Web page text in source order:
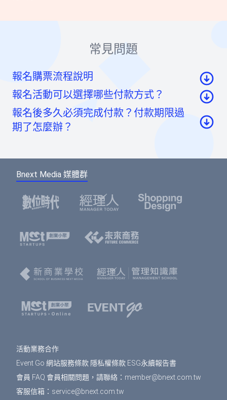
常見問題
報名購票流程說明
至活動頁面點選「我要報名」按鈕後，至票券資
訊頁點選「請先登入」按鈕。
入。（若您尚未成為BNEXTMEDIA會員，請點選
下方的註冊按鈕，即可註冊會員帳號。）
選擇您欲報名的票種及張數後，點選「確認」按
鈕。
名表單中，加速您的報名流程。
寫每個人的資料，或只填寫一位代表人資料。若
完成後，點選「確認」按鈕。
付費活動
「確認」會到訂單預覽頁，確認訂單資訊無誤之
後，按下「確認」即完成報名。
報名活動可以選擇哪些付款方式？
信用卡：頁面將轉至綠界科技頁面線上刷卡
款成功。
報名後多久必須完成付款？付款期限過
期了怎麼辦？
費用，系統無法為您保留席次，要參加活動請重新
Bnext Media 媒體群
活動業務合作
Event Go 網站服務條款 隱私權條款 ESG永續報告書
會員 FAQ 會員相關問題，請聯絡： member@bnext.com.tw
客服信箱： service@bnext.com.tw